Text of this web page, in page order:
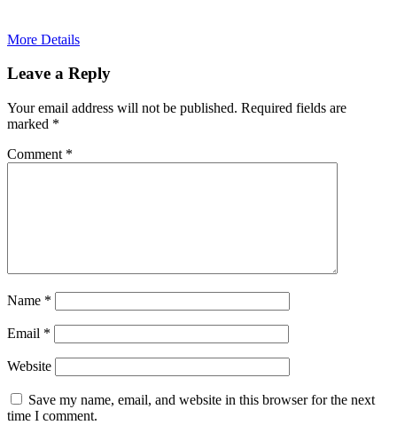
More Details
Leave a Reply
Your email address will not be published. Required fields are
marked *
Comment *
Name *
Email *
Website
Save my name, email, and website in this browser for the next
time I comment.